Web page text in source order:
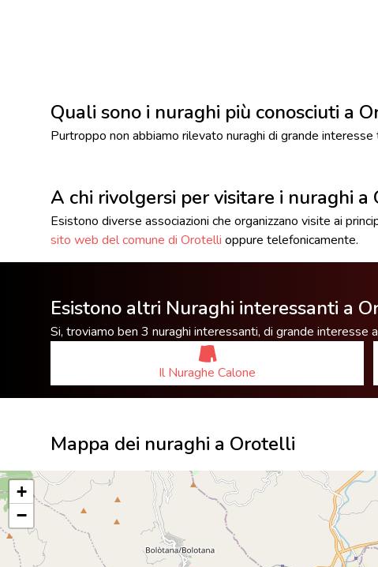
Quali sono i nuraghi più conosciuti a
Purtroppo non abbiamo rilevato nuraghi di grande
A chi rivolgersi per visitare i nuraghi a
Esistono diverse associazioni che organizzano visite ai
sito web del comune di Orotelli oppure telefonicamente.
Esistono altri Nuraghi interessanti a
Si, troviamo ben 3 nuraghi interessanti, di grande interesse
Il Nuraghe Calone
Mappa dei nuraghi a Orotelli
+
−